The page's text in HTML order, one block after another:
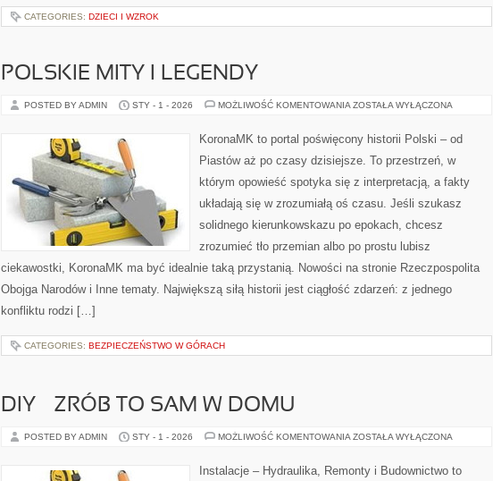
CATEGORIES: DZIECI I WZROK
POLSKIE MITY I LEGENDY
POSTED BY ADMIN STY - 1 - 2026 MOŻLIWOŚĆ KOMENTOWANIA POLSKIE
LEGENDY
ZOSTAŁA WYŁĄCZONA
KoronaMK to portal poświęcony historii Polski – od
Piastów aż po czasy dzisiejsze. To przestrzeń, w
którym opowieść spotyka się z interpretacją, a fakty
układają się w zrozumiałą oś czasu. Jeśli szukasz
solidnego kierunkowskazu po epokach, chcesz
zrozumieć tło przemian albo po prostu lubisz
ciekawostki, KoronaMK ma być idealnie taką przystanią. Nowości na stronie Rzeczpospolita
Obojga Narodów i Inne tematy. Największą siłą historii jest ciągłość zdarzeń: z jednego
konfliktu rodzi […]
CATEGORIES: BEZPIECZEŃSTWO W GÓRACH
DIY – ZRÓB TO SAM W DOMU
POSTED BY ADMIN STY - 1 - 2026 MOŻLIWOŚĆ KOMENTOWANIA DIY
TO
SAM
ZOSTAŁA WYŁĄCZONA
Instalacje – Hydraulika, Remonty i Budownictwo to